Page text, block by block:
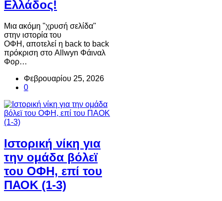
Ελλάδος!
Μια ακόμη "χρυσή σελίδα"
στην ιστορία του
ΟΦΗ, αποτελεί η back to back
πρόκριση στο Allwyn Φάιναλ
Φορ…
Φεβρουαρίου 25, 2026
0
Ιστορική νίκη για
την ομάδα βόλεϊ
του ΟΦΗ, επί του
ΠΑΟΚ (1-3)